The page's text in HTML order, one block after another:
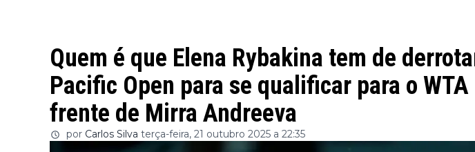
Quem é que Elena Rybakina tem de
Pacific Open para se qualificar para o
frente de Mirra Andreeva
por Carlos Silva terça-feira, 21 outubro 2025 a 22:35